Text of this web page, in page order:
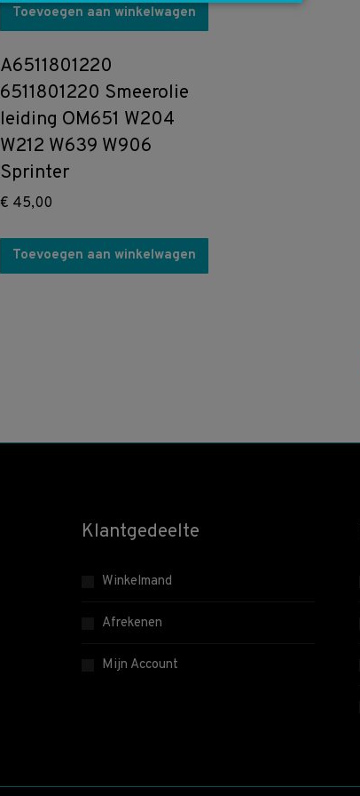
Toevoegen aan winkelwagen
A6511801220
6511801220 Smeerolie
leiding OM651 W204
W212 W639 W906
Sprinter
€ 45,00
Toevoegen aan winkelwagen
Klantgedeelte
Winkelmand
Afrekenen
Mijn Account